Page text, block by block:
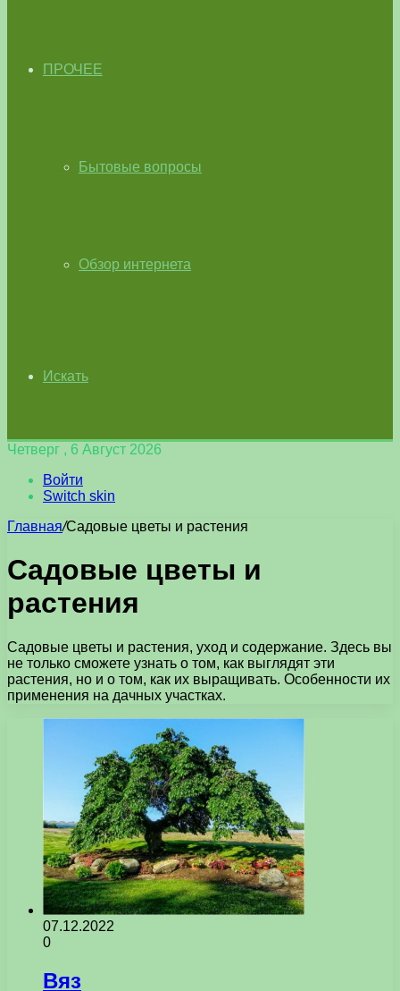
ПРОЧЕЕ
Бытовые вопросы
Обзор интернета
Искать
Четверг , 6 Август 2026
Войти
Switch skin
Главная/Садовые цветы и растения
Садовые цветы и
растения
Садовые цветы и растения, уход и содержание. Здесь вы
не только сможете узнать о том, как выглядят эти
растения, но и о том, как их выращивать. Особенности их
применения на дачных участках.
07.12.2022
0
Вяз